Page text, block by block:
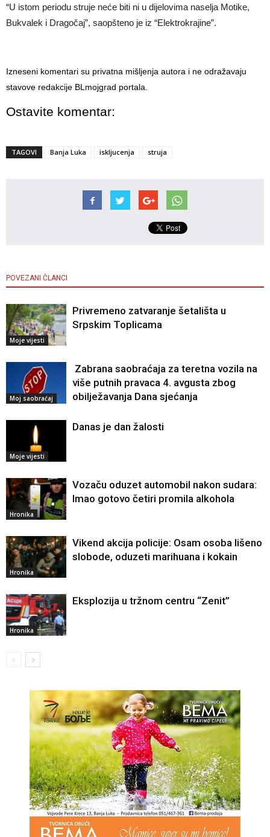
“U istom periodu struje neće biti ni u dijelovima naselja Motike,
Bukvalek i Dragočaj”, saopšteno je iz “Elektrokrajine”.
Izneseni komentari su privatna mišljenja autora i ne odražavaju
stavove redakcije BLmojgrad portala.
Ostavite komentar:
TAGOVI Banja Luka iskljucenja struja
POVEZANI ČLANCI
Moje vijesti
Privremeno zatvaranje šetališta u
Srpskim Toplicama
Moj saobraćaj
Zabrana saobraćaja za teretna vozila na
više putnih pravaca 4. avgusta zbog
obilježavanja Dana sjećanja
Moje vijesti
Danas je dan žalosti
Hronika
Vozaču oduzet automobil nakon sudara:
Imao gotovo četiri promila alkohola
Hronika
Vikend akcija policije: Osam osoba lišeno
slobode, oduzeti marihuana i kokain
Hronika
Eksplozija u tržnom centru “Zenit”